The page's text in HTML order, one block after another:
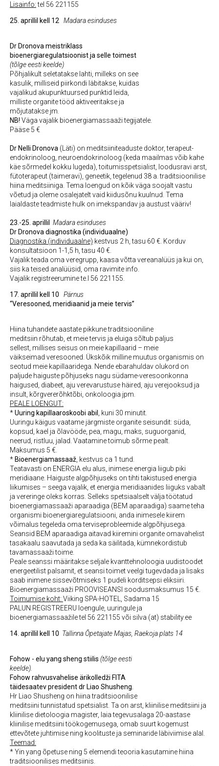
Lisainfo:tel 56 221155
25. aprillil kell 12 Madara esinduses
Dr Dronova meistriklass
bioenergiaregulatsioonist ja selle toimest
(tõlge eesti keelde)
Põhjalikult seletatakse lahti, milleks on see
kasulik, milliseid piirkondi läbitakse, kuidas
vajalikud akupunktuursed punktid leida,
milliste organite tööd aktiveeritakse ja
mõjutatakse jm.
NB! Väga vajalik bioenergiamassaaži tegijatele.
Pääse 5 €
Dr Nelli Dronova (Läti) on meditsiiniteaduste doktor, terapeut-
endokrinoloog, neuroendokrinoloog (keda maailmas võib kahe
käe sõrmedel kokku lugeda), toitumisspetsialist, loodusravi arst,
fütoterapeut (taimeravi), geneetik, tegelenud 38 a. traditsioonilise
hiina meditsiiniga. Tema loengud on kõik väga soojalt vastu
võetud ja oleme osalejatelt vaid kiidusõnu kuulnud. Tema
laialdaste teadmiste hulk on imekspandav ja austust vääriv!
23.-25. aprillil Madara esinduses
Dr Dronova diagnostika (individuaalne)
Diagnostika (individuaalne) kestvus 2 h, tasu 60 €. Korduv
konsultatsioon 1-1,5 h, tasu 40 €.
Vajalik teada oma veregrupp, kaasa võtta vereanalüüs ja kui on,
siis ka teised analüüsid, oma ravimite info.
Vajalik registreerumine te.l 56 221155.
17. aprillil kell 10
Pärnus
“Veresooned, meridiaanid ja meie tervis”
Hiina tuhandete aastate pikkune traditsiooniline
meditsiin rõhutab, et meie tervis ja eluiga sõltub paljus
sellest, millises seisus on meie kapillaarid – meie
väikseimad veresooned. Ükskõik milline muutus organismis on
seotud meie kapillaaridega. Nende ebarahuldav olukord on
paljude haiguste põhjuseks nagu südame-veresoonkonna
haigused, diabeet, aju verevarustuse häired, aju verejooksud ja
insult, kõrgvererõhktõbi, onkoloogia jpm.
PEALE LOENGUT:
*Uuring kapillaaroskoobi abil
, kuni 30 minutit.
Uuringu käigus vaatame järgmiste organite seisundit: süda,
kopsud, kael ja õlavööde, pea, magu, maks, suguorganid,
neerud, ristluu, jalad. Vaatamine toimub sõrme pealt.
Maksumus 5 €.
* Bioenergiamassaaž , kestvus ca 1 tund.
Teatavasti on ENERGIA elu alus, inimese energia liigub piki
meridiaane. Haiguste algpõhjuseks on tihti takistused energia
liikumises – seega vajalik, et energia meridiaanides liiguks vabalt
ja vereringe oleks korras. Selleks spetsiaalselt välja töötatud
bioenergiamassaaži aparaadiga (BEM aparaadiga) saame teha
organismi bioenergiaregulatsiooni, anda inimesele kiirem
võimalus tegeleda oma terviseprobleemide algpõhjusega.
Seansid BEM aparaadiga aitavad kiiremini organite omavahelist
tasakaalu saavutada ja seda ka säilitada, kümnekordistub
tavamassaaži toime.
Peale seanssi määritakse seljale kvanttehnoloogia uudistoodet
energeetilist palsamit, et seansi toimet veelgi tugevdada ja lisaks
saab inimene sissevõtmiseks 1 pudeli korditsepsi eliksiiri.
Bioenergiamassaaži PROOVISEANSI soodusmaksumus 15 €.
Toimumise koht: Viiking SPA-HOTEL, Sadama 15
PALUN REGISTREERU loengule, uuringule ja
bioenergiamassaažile tel 56 221155 või silva (at) stability.ee
14. aprillil kell 10 Tallinna Õpetajate Majas, Raekoja plats 14
Fohow - elu yang sheng stiilis (tõlge eesti
keelde).
Fohow rahvusvahelise ärikolledži FITA
täidesaatev president dr Liao Shusheng.
Hr Liao Shusheng on hiina traditsioonilise
meditsiini tunnistatud spetsialist. Ta on arst, kliinilise meditsiini ja
kliinilise dietoloogia magister, laia tegevusalaga 20-aastase
kliinilise meditsiini töökogemusega, omab suurt kogemust
ettevõtete juhtimise ning koolituste ja seminaride läbiviimise alal.
Teemad:
* Yin yang õpetuse ning 5 elemendi teooria kasutamine hiina
traditsioonilises meditsiinis.